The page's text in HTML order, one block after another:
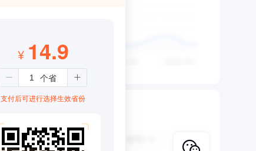
¥ 14.9
支付后可进行选择生效省份